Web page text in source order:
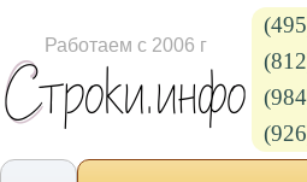
Работаем с 2006 г